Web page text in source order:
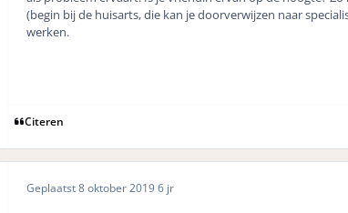
(begin bij de huisarts, die kan je doorverwijzen naar
werken.
Citeren
Geplaatst8 oktober 20196 jr